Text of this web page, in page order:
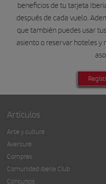
beneficios de tu tarjeta
después de cada vuelo.
que también puedes usar
asiento o reservar hoteles y
Artículos
Arte y cultura
Aventura
Compras
Comunidad Iberia Club
Concursos